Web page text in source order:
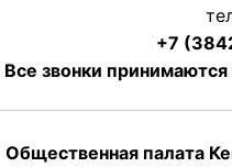
+7
Все звонки
Общественная палата